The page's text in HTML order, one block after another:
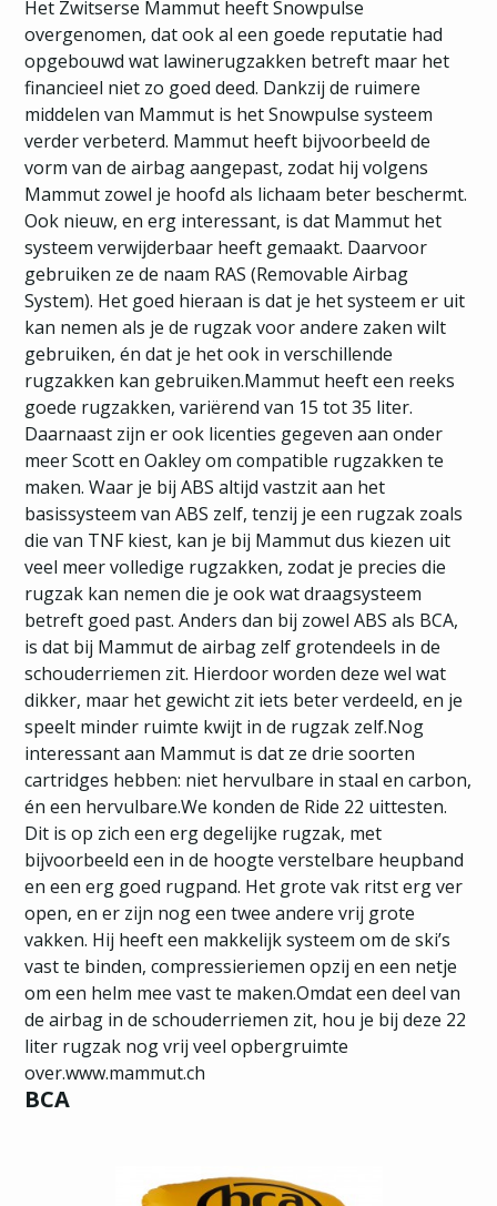
Het Zwitserse Mammut heeft Snowpulse
overgenomen, dat ook al een goede reputatie had
opgebouwd wat lawinerugzakken betreft maar het
financieel niet zo goed deed. Dankzij de ruimere
middelen van Mammut is het Snowpulse systeem
verder verbeterd. Mammut heeft bijvoorbeeld de
vorm van de airbag aangepast, zodat hij volgens
Mammut zowel je hoofd als lichaam beter beschermt.
Ook nieuw, en erg interessant, is dat Mammut het
systeem verwijderbaar heeft gemaakt. Daarvoor
gebruiken ze de naam RAS (Removable Airbag
System). Het goed hieraan is dat je het systeem er uit
kan nemen als je de rugzak voor andere zaken wilt
gebruiken, én dat je het ook in verschillende
rugzakken kan gebruiken.Mammut heeft een reeks
goede rugzakken, variërend van 15 tot 35 liter.
Daarnaast zijn er ook licenties gegeven aan onder
meer Scott en Oakley om compatible rugzakken te
maken. Waar je bij ABS altijd vastzit aan het
basissysteem van ABS zelf, tenzij je een rugzak zoals
die van TNF kiest, kan je bij Mammut dus kiezen uit
veel meer volledige rugzakken, zodat je precies die
rugzak kan nemen die je ook wat draagsysteem
betreft goed past. Anders dan bij zowel ABS als BCA,
is dat bij Mammut de airbag zelf grotendeels in de
schouderriemen zit. Hierdoor worden deze wel wat
dikker, maar het gewicht zit iets beter verdeeld, en je
speelt minder ruimte kwijt in de rugzak zelf.Nog
interessant aan Mammut is dat ze drie soorten
cartridges hebben: niet hervulbare in staal en carbon,
én een hervulbare.We konden de Ride 22 uittesten.
Dit is op zich een erg degelijke rugzak, met
bijvoorbeeld een in de hoogte verstelbare heupband
en een erg goed rugpand. Het grote vak ritst erg ver
open, en er zijn nog een twee andere vrij grote
vakken. Hij heeft een makkelijk systeem om de ski’s
vast te binden, compressieriemen opzij en een netje
om een helm mee vast te maken.Omdat een deel van
de airbag in de schouderriemen zit, hou je bij deze 22
liter rugzak nog vrij veel opbergruimte
over.www.mammut.ch
BCA